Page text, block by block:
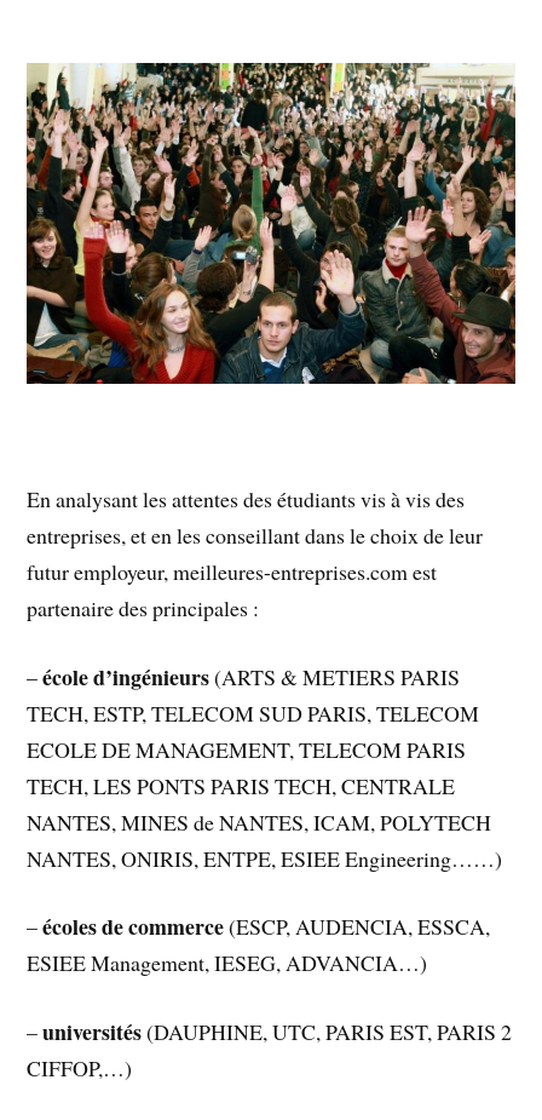
En analysant les attentes des étudiants vis à vis des
entreprises, et en les conseillant dans le choix de leur
futur employeur, meilleures-entreprises.com est
partenaire des principales :
–école d’ingénieurs(ARTS & METIERS PARIS
TECH, ESTP, TELECOM SUD PARIS, TELECOM
ECOLE DE MANAGEMENT, TELECOM PARIS
TECH, LES PONTS PARIS TECH, CENTRALE
NANTES, MINES de NANTES, ICAM, POLYTECH
NANTES, ONIRIS, ENTPE, ESIEE Engineering……)
–écoles de commerce(ESCP, AUDENCIA, ESSCA,
ESIEE Management, IESEG, ADVANCIA…)
–universités(DAUPHINE, UTC, PARIS EST, PARIS 2
CIFFOP,…)